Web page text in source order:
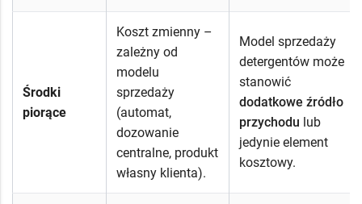
Środki
piorące
Koszt zmienny –
zależny od
modelu
sprzedaży
(automat,
dozowanie
centralne, produkt
własny klienta).
Model sprzedaży
detergentów może
stanowić
dodatkowe źródło
przychodu lub
jedynie element
kosztowy.